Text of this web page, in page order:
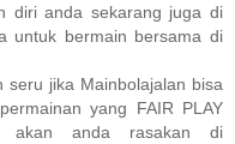
diri anda sekarang juga di
untuk bermain bersama di
seru jika Mainbolajalan bisa
yang FAIR PLAY
akan anda rasakan di